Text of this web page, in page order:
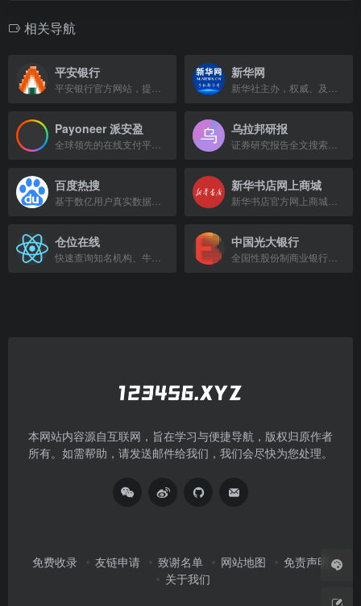
相关导航
平安银行 新华网
Payoneer 派安盈 乌拉邦研报
百度热搜 新华书店网上商城
仓位在线 中国光大银行
本网站内容源自互联网，旨在学习与便捷导航，版权归原作者
所有。如需帮助，请发送邮件给我们，我们会尽快为您处理。
免费收录 友链申请 致谢名单 网站地图
免责声明
关于我们